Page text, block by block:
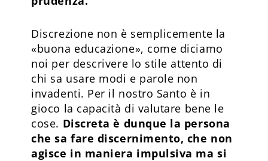
Discrezione non è semplicemente la
«buona educazione», come diciamo
noi per descrivere lo stile attento di
chi sa usare modi e parole non
invadenti. Per il nostro Santo è in
gioco la capacità di valutare bene le
cose. Discreta è dunque la persona
che sa fare discernimento, che non
agisce in maniera impulsiva ma si